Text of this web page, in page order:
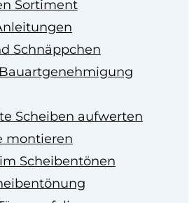
Sortiment
Schnäppchen
Scheiben aufwerten
montieren
Scheibentönen